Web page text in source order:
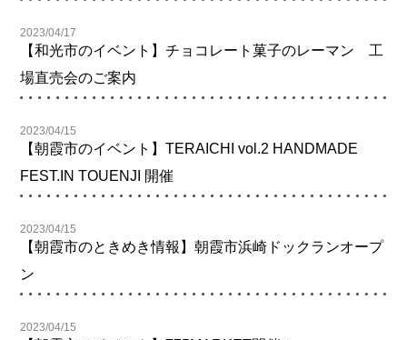
2023/04/17
【和光市のイベント】チョコレート菓子のレーマン 工
場直売会のご案内
2023/04/15
【朝霞市のイベント】TERAICHI vol.2 HANDMADE
FEST.IN TOUENJI 開催
2023/04/15
【朝霞市のときめき情報】朝霞市浜崎ドックランオープ
ン
2023/04/15